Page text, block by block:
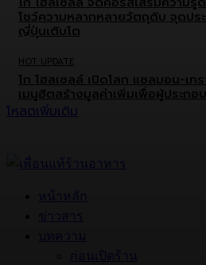
โชว์ความหลากหลายวัตถุดิบ จุดปร
ญี่ปุ่นเติบโต
HOT UPDATE
โก โฮลเซลล์ เปิดโลก แซลมอน-เ
เมนูฮิตสร้างมูลค่าเพิ่มเพื่อผู้ประกอ
โหลดเพิ่มเติม